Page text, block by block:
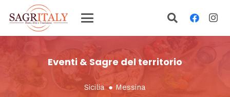
Eventi & Sagre del territorio
Sicilia ● Messina